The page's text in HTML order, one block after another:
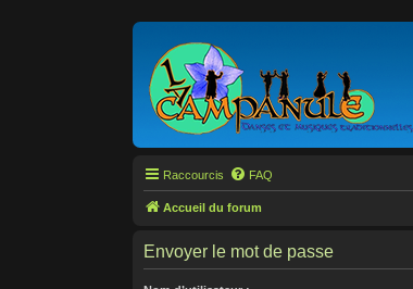
Raccourcis FAQ
Accueil du forum
Envoyer le mot de passe